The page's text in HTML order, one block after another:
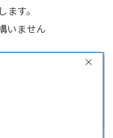
す。
いません